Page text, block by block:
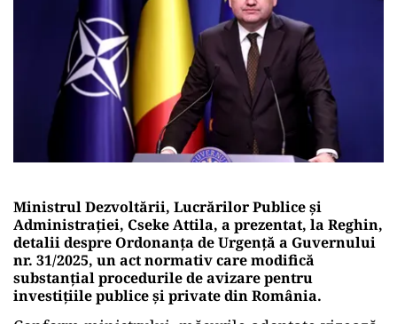
MinistrulDezvoltării, LucrărilorPubliceşi
Administraţiei, CsekeAttila, a prezentat, la Reghin,
detaliidespreOrdonanţa deUrgenţă a Guvernului
nr. 31/2025, unactnormativcaremodifică
substanțialproceduriledeavizarepentru
investițiilepubliceșiprivatedinRomânia.